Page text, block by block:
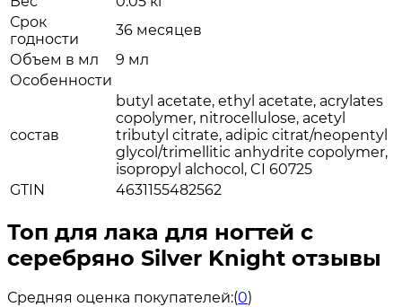
Срок
годности
36 месяцев
Объем в мл
9 мл
Особенности
состав
butyl acetate, ethyl acetate, acrylates
copolymer, nitrocellulose, acetyl
tributyl citrate, adipic citrat/neopentyl
glycol/trimellitic anhydrite copolymer,
isopropyl alchocol, CI 60725
GTIN
4631155482562
Топ для лака для ногтей с
серебряно Silver Knight отзывы
Средняя оценка покупателей:(0)